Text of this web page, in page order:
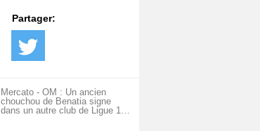
Partager:
Mercato - OM : Un ancien
chouchou de Benatia signe
dans un autre club de Ligue 1…